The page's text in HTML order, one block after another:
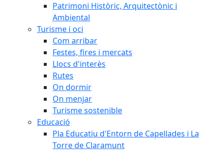
Patrimoni Històric, Arquitectònic i
Ambiental
Turisme i oci
Com arribar
Festes, fires i mercats
Llocs d'interès
Rutes
On dormir
On menjar
Turisme sostenible
Educació
Pla Educatiu d'Entorn de Capellades i La
Torre de Claramunt